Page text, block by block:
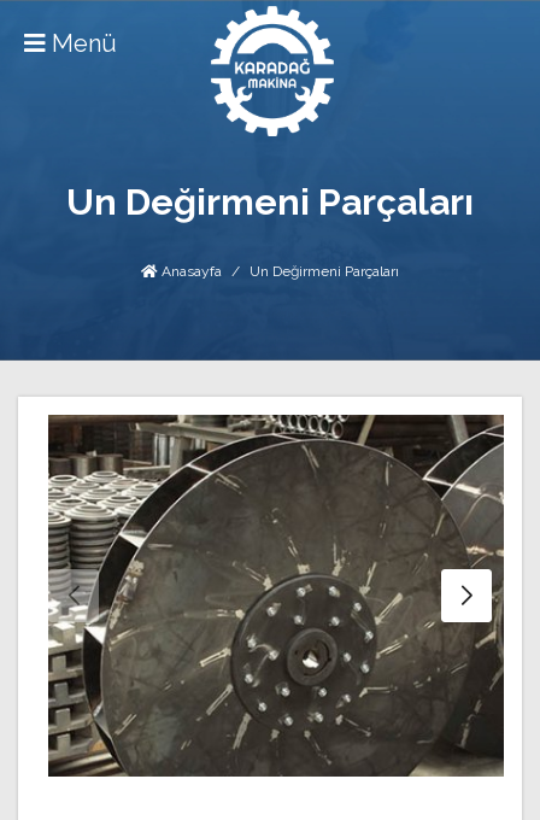
Menü
Un Değirmeni Parçaları
Anasayfa Un Değirmeni Parçaları